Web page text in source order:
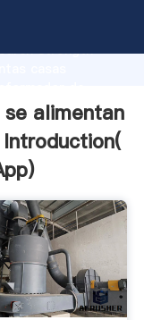
strength
to all of
alimentan
)